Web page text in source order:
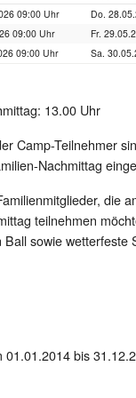
09:00 Uhr
Do.
09:00 Uhr
Fr.
09:00 Uhr Sa.
13.00 Uhr
Camp-Teilnehmer
Nachmittag
die
teilnehmen
Ball sowie wetterfeste
01.01.2014 bis